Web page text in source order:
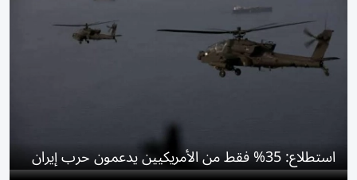
استطلاع: 35% فقط من الأمريكيين يدعمون حرب إيران